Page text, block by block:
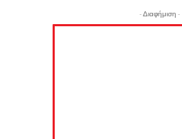
- Διαφήμιση -